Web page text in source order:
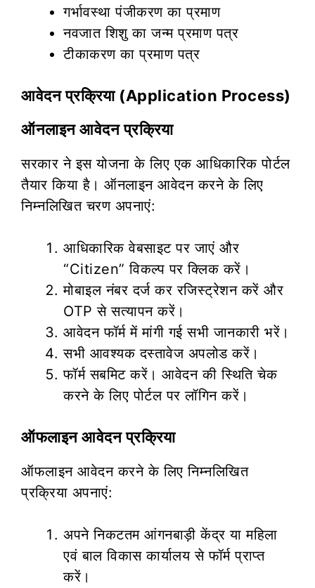
गर्भावस्था पंजीकरण का प्रमाण
नवजात शिशु का जन्म प्रमाण पत्र
टीकाकरण का प्रमाण पत्र
आवेदन प्रक्रिया (Application Process)
ऑनलाइन आवेदन प्रक्रिया
सरकार ने इस योजना के लिए एक आधिकारिक पोर्टल
तैयार किया है। ऑनलाइन आवेदन करने के लिए
निम्नलिखित चरण अपनाएं:
आधिकारिक वेबसाइट पर जाएं और
“Citizen” विकल्प पर क्लिक करें।
मोबाइल नंबर दर्ज कर रजिस्ट्रेशन करें और
OTP से सत्यापन करें।
आवेदन फॉर्म में मांगी गई सभी जानकारी भरें।
सभी आवश्यक दस्तावेज अपलोड करें।
फॉर्म सबमिट करें। आवेदन की स्थिति चेक
करने के लिए पोर्टल पर लॉगिन करें।
ऑफलाइन आवेदन प्रक्रिया
ऑफलाइन आवेदन करने के लिए निम्नलिखित
प्रक्रिया अपनाएं:
अपने निकटतम आंगनबाड़ी केंद्र या महिला
एवं बाल विकास कार्यालय से फॉर्म प्राप्त
करें।